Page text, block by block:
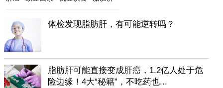
体检发现脂肪肝，有可能逆转吗？
脂肪肝可能直接变成肝癌，1.2亿人处于危
险边缘！4大“秘籍”，不吃药也...